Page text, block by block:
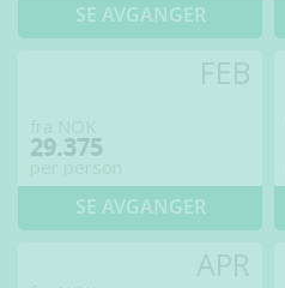
SE AVGANGER
29.375
SE AVGANGER